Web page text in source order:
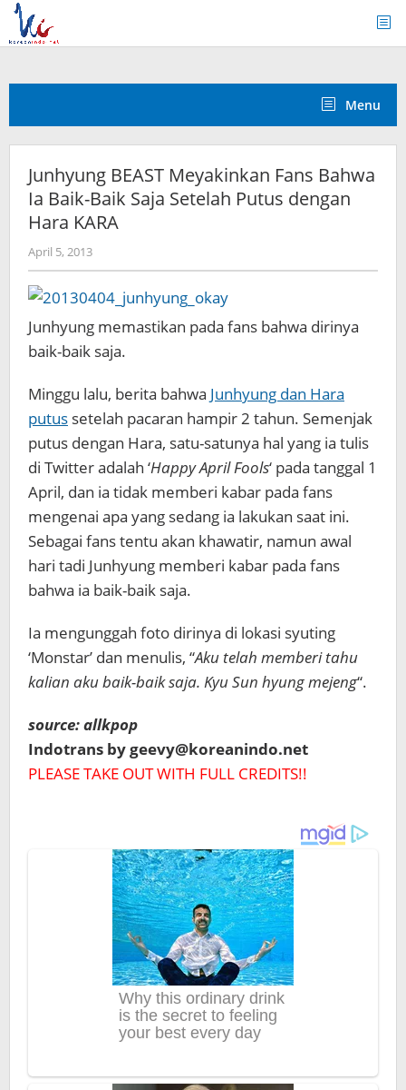
Skip
content
Menu
Junhyung BEAST Meyakinkan Fans Bahwa
Ia Baik-Baik Saja Setelah Putus dengan
Hara KARA
April 5, 2013by
Koreanindo
Junhyung memastikan pada fans bahwa dirinya
baik-baik saja.
Minggu lalu, berita bahwa Junhyung dan Hara
putus setelah pacaran hampir 2 tahun. Semenjak
putus dengan Hara, satu-satunya hal yang ia tulis
di Twitter adalah ‘Happy April Fools‘ pada tanggal 1
April, dan ia tidak memberi kabar pada fans
mengenai apa yang sedang ia lakukan saat ini.
Sebagai fans tentu akan khawatir, namun awal
hari tadi Junhyung memberi kabar pada fans
bahwa ia baik-baik saja.
Ia mengunggah foto dirinya di lokasi syuting
‘Monstar’ dan menulis, “Aku telah memberi tahu
kalian aku baik-baik saja. Kyu Sun hyung mejeng“.
source: allkpop
Indotrans by geevy@koreanindo.net
PLEASE TAKE OUT WITH FULL CREDITS!!